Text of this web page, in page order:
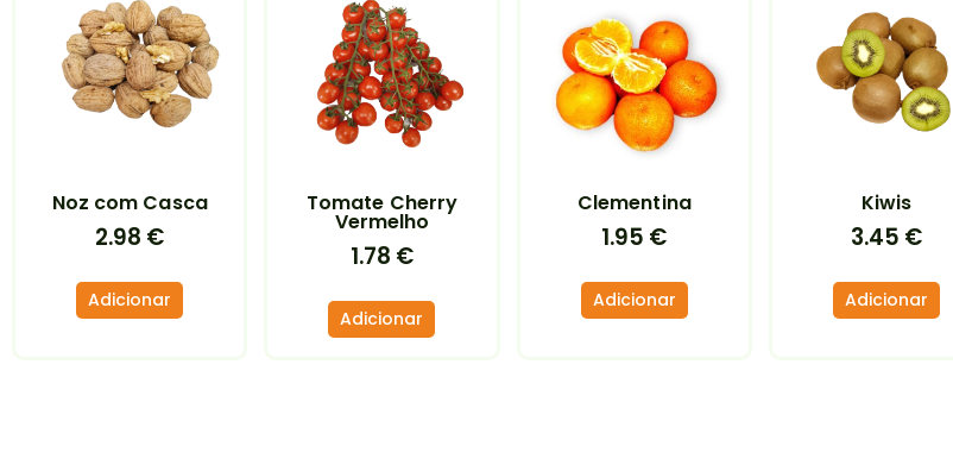
Noz com Casca
2.98 €
Adicionar
Tomate Cherry
Vermelho
1.78 €
Adicionar
Clementina
1.95 €
Adicionar
Kiwis
3.45 €
Adicionar